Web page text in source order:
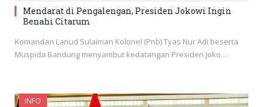
Mendarat di Pengalengan, Presiden Jokowi Ingin
Benahi Citarum
Komandan Lanud Sulaiman Kolonel (Pnb) Tyas Nur Adi beserta
Muspida Bandung menyambut kedatangan Presiden Joko…
INFO